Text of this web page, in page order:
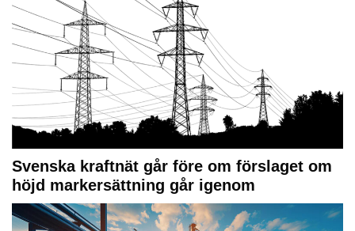
Svenska kraftnät går före om förslaget om
höjd markersättning går igenom